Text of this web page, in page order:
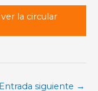
la circular
Entrada siguiente →